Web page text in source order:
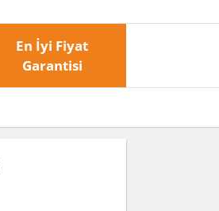
En İyi Fiyat
Garantisi